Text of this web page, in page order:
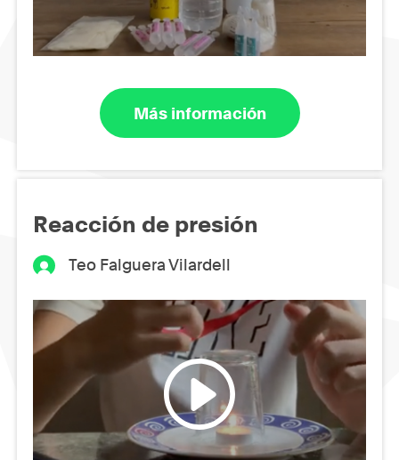
Más información
Reacción de presión
Teo Falguera Vilardell